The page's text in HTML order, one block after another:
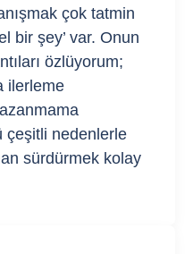
çok tatmin
bir şey’ var. Onun
özlüyorum;
ilerleme
çeşitli nedenlerle
sürdürmek kolay